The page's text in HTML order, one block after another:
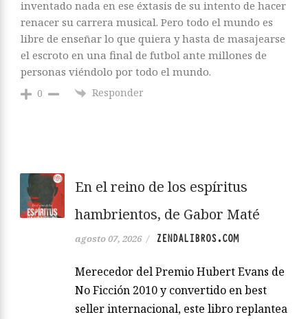
inventado nada en ese éxtasis de su intento de hacer
renacer su carrera musical. Pero todo el mundo es
libre de enseñar lo que quiera y hasta de masajearse
el escroto en una final de futbol ante millones de
personas viéndolo por todo el mundo.
0 Responder
En el reino de los espíritus
hambrientos, de Gabor Maté
agosto 07, 2026 / ZENDALIBROS.COM
Merecedor del Premio Hubert Evans de
No Ficción 2010 y convertido en best
seller internacional, este libro replantea